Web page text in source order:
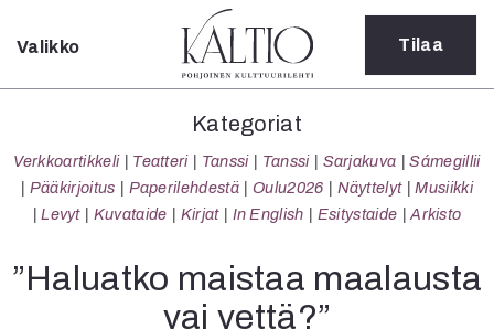
Sulje
Kategoriat
Verkkoartikkeli
Teatteri
Tanssi
Sarjakuva
Sámegillii
Pääkirjoitus
Valikko Tilaa
Kategoriat
Verkkoartikkeli Teatteri Tanssi Tanssi Sarjakuva
Sámegillii
Pääkirjoitus
Paperilehdestä Oulu2026 Näyttelyt
Musiikki
Levyt
Kuvataide Kirjat In English Esitystaide Arkisto
”Haluatko maistaa maalausta
vai vettä?”